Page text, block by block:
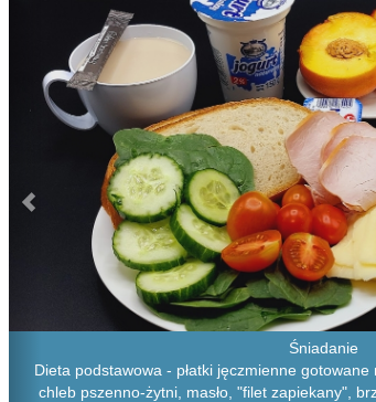
Śniadanie
Dieta podstawowa - płatki jęczmienne
chleb pszenno-żytni, masło, "filet zapiekany",